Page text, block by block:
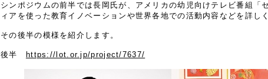
シンポジウムの前半では長岡氏が、アメリカの幼児向けテレビ番組
ィアを使った教育イノベーションや世界各地での活動内容などを詳し
その後半の模様を紹介します。
後半 https://lot.or.jp/project/7637/